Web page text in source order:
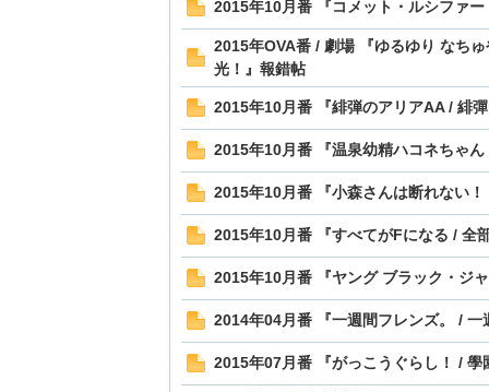
2015年10月番 『コメット・ルシファ
2015年OVA番 / 劇場 『ゆるゆり なち
光！』報錯帖
2015年10月番 『緋弾のアリアAA / 緋
2015年10月番 『温泉幼精ハコネちゃ
2015年10月番 『小森さんは断れない
2015年10月番 『すべてがFになる / 全
2015年10月番 『ヤング ブラック・ジ
2014年04月番 『一週間フレンズ。 / 一
2015年07月番 『がっこうぐらし！ / 學